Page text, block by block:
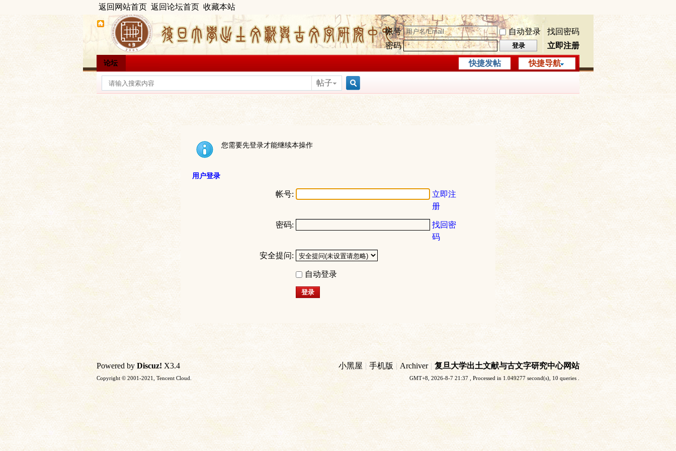
返回网站首页 返回论坛首页 收藏本站
帐号 自动登录
找回密码
密码
登录 立即注册
快捷导航
论坛 快捷发帖
帖子
您需要先登录才能继续本操作
用户登录
帐号:
立即注
册
密码:
找回密
码
安全提问:
自动登录
登录
小黑屋 | 手机版 | Archiver | 复旦大学出土文献与古文字研究中心网站
GMT+8, 2026-8-7 21:37 , Processed in 1.049277 second(s), 10 queries .
Powered by Discuz! X3.4
Copyright © 2001-2021, Tencent Cloud.